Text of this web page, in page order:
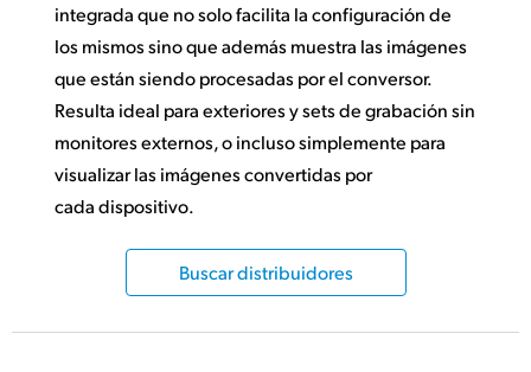
integrada que no solo facilita la configuración de
los mismos sino que además muestra las imágenes
que están siendo procesadas por el conversor.
Resulta ideal para exteriores y sets de grabación sin
monitores externos, o incluso simplemente para
visualizar las imágenes convertidas por
cada dispositivo.
Buscar distribuidores